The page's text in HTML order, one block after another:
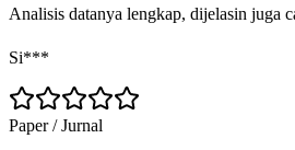
Analisis datanya lengkap, dijelasin juga
Si***
Paper / Jurnal